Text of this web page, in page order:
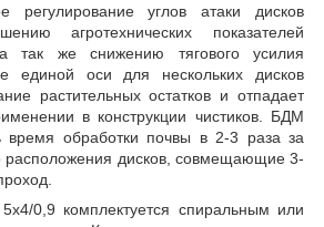
регулирование углов атаки дисков
агротехнических показателей
так же снижению тягового усилия
единой оси для нескольких дисков
растительных остатков и отпадает
в конструкции чистиков. БДМ
время обработки почвы в 2-3 раза за
расположения дисков, совмещающие 3-
0,9 комплектуется спиральным или